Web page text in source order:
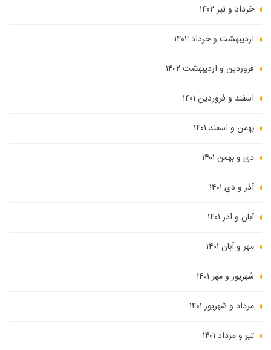
خرداد و تیر ۱۴۰۲
اردیبهشت و خرداد ۱۴۰۲
فروردین و اردیبهشت ۱۴۰۲
اسفند و فروردین ۱۴۰۱
بهمن و اسفند ۱۴۰۱
دی و بهمن ۱۴۰۱
آذر و دی ۱۴۰۱
آبان و آذر ۱۴۰۱
مهر و آبان ۱۴۰۱
شهریور و مهر ۱۴۰۱
مرداد و شهریور ۱۴۰۱
تیر و مرداد ۱۴۰۱